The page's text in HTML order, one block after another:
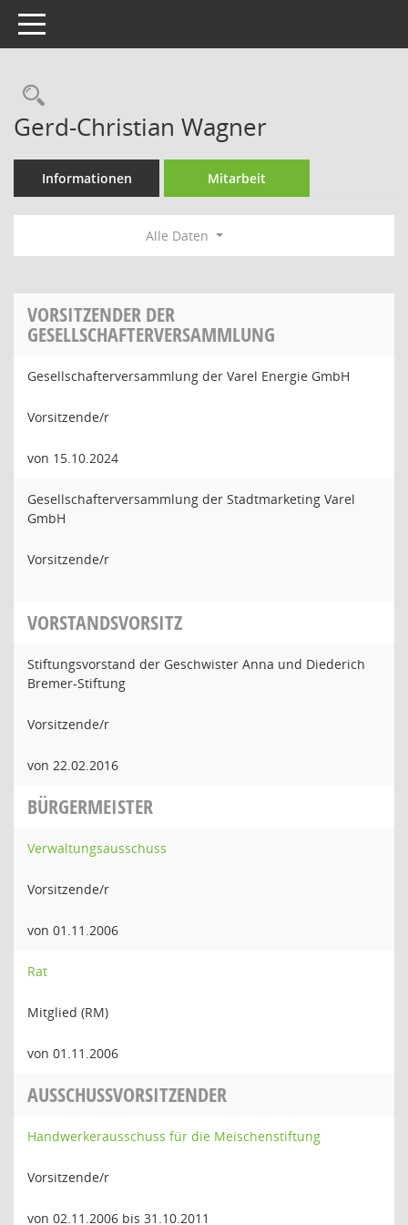
Toggle navigation
Rechercheauswahl
Gerd-Christian Wagner
Informationen Mitarbeit
Alle Daten
VORSITZENDER DER
GESELLSCHAFTERVERSAMMLUNG
Gesellschafterversammlung der Varel Energie GmbH
Vorsitzende/r
von 15.10.2024
Gesellschafterversammlung der Stadtmarketing Varel
GmbH
Vorsitzende/r
VORSTANDSVORSITZ
Stiftungsvorstand der Geschwister Anna und Diederich
Bremer-Stiftung
Vorsitzende/r
von 22.02.2016
BÜRGERMEISTER
Verwaltungsausschuss
Vorsitzende/r
von 01.11.2006
Rat
Mitglied (RM)
von 01.11.2006
AUSSCHUSSVORSITZENDER
Handwerkerausschuss für die Meischenstiftung
Vorsitzende/r
von 02.11.2006 bis 31.10.2011